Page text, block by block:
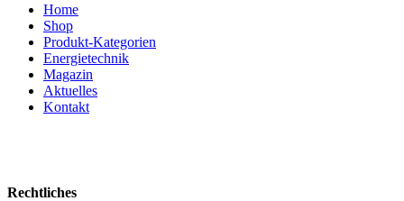
Home
Shop
Produkt-Kategorien
Energietechnik
Magazin
Aktuelles
Kontakt
Rechtliches